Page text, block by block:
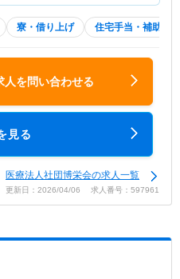
寮・借り上げ 住宅手当・補助
人を問い合わせる
見る
医療法人社団博栄会の求人一覧
更新日：2026/04/06 求人番号：597961